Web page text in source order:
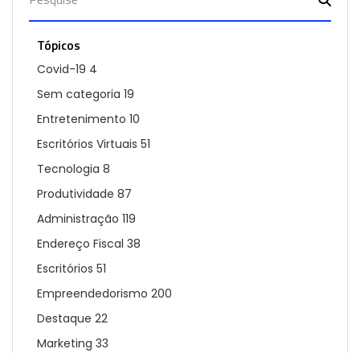
Tópicos
Covid-19 4
Sem categoria 19
Entretenimento 10
Escritórios Virtuais 51
Tecnologia 8
Produtividade 87
Administração 119
Endereço Fiscal 38
Escritórios 51
Empreendedorismo 200
Destaque 22
Marketing 33